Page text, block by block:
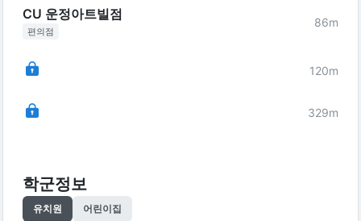
CU 운정아트빌점
편의점
86m
120m
329m
학군정보
유치원 어린이집